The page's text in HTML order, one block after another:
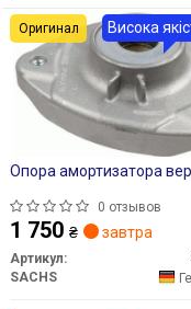
Опора амортизатора
0 отзывов
1 750 ₴ завтра
Артикул:
SACHS
Висока
Оригинал